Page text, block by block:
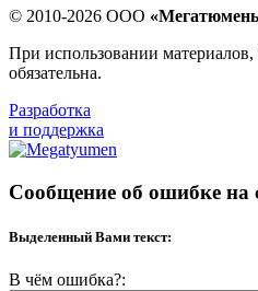
© 2010-2026 ООО
При использовании материалов,
обязательна.
Разработка
и поддержка
Сообщение об ошибке на
Выделенный Вами текст:
В чём ошибка?: